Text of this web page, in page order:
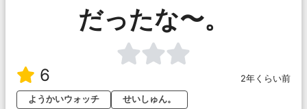
だったな〜。
6
2年くらい前
ようかいウォッチ
せいしゅん。